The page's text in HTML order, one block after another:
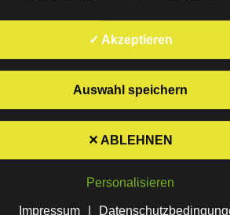
Triangulation: Das
Sie führen ein Gespräch mit Ihrem
verletzt hat. Sie wollen verstanden
Doch statt Ihnen zuzuhören, sagt
aufgebauscht.“ Oder: „Selbst
Plötzlich verteidigen Sie sich nicht
✓ Akzeptieren
Auswahl speichern
✕ ABLEHNEN
Personalisieren
Impressum